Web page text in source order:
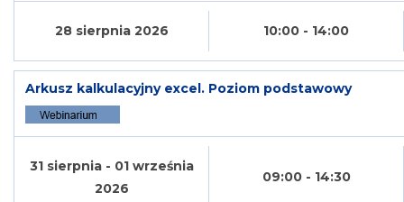
28 sierpnia 2026 10:00 - 14:00
Arkusz kalkulacyjny excel. Poziom podstawowy
31 sierpnia - 01 września
2026
09:00 - 14:30